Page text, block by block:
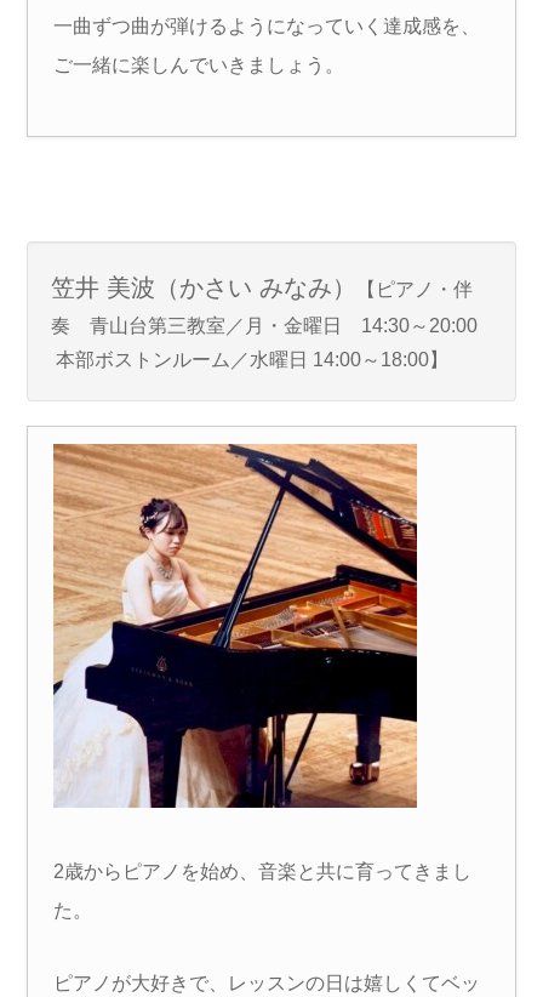
一曲ずつ曲が弾けるようになっていく達成感を、
ご一緒に楽しんでいきましょう。
笠井 美波（かさい みなみ）
【ピアノ・伴
奏 青山台第三教室／月・金曜日 14:30～20:00
本部ボストンルーム／水曜日 14:00～18:00】
2歳からピアノを始め、音楽と共に育ってきまし
た。
ピアノが大好きで、レッスンの日は嬉しくてベッ